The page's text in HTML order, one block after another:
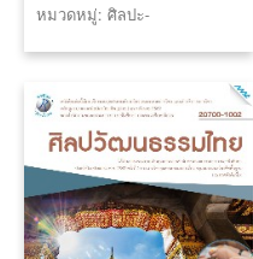
หมวดหมู่: ศิลปะ-